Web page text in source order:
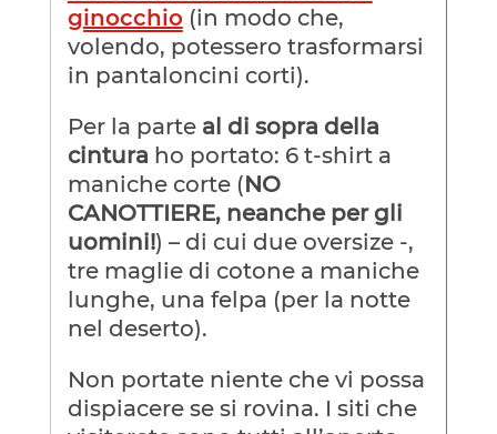
ginocchio(in modo che,
volendo, potessero trasformarsi
in pantaloncini corti).
Per la parte al di sopra della
cintura ho portato: 6 t-shirt a
maniche corte (NO
CANOTTIERE, neanche per gli
uomini!) – di cui due oversize -,
tre maglie di cotone a maniche
lunghe, una felpa (per la notte
nel deserto).
Non portate niente che vi possa
dispiacere se si rovina. I siti che